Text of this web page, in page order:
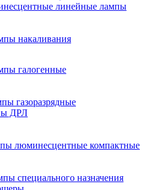
линейные лампы
накаливания
галогенные
газоразрядные
ДРЛ
люминесцентные компактные
специального назначения